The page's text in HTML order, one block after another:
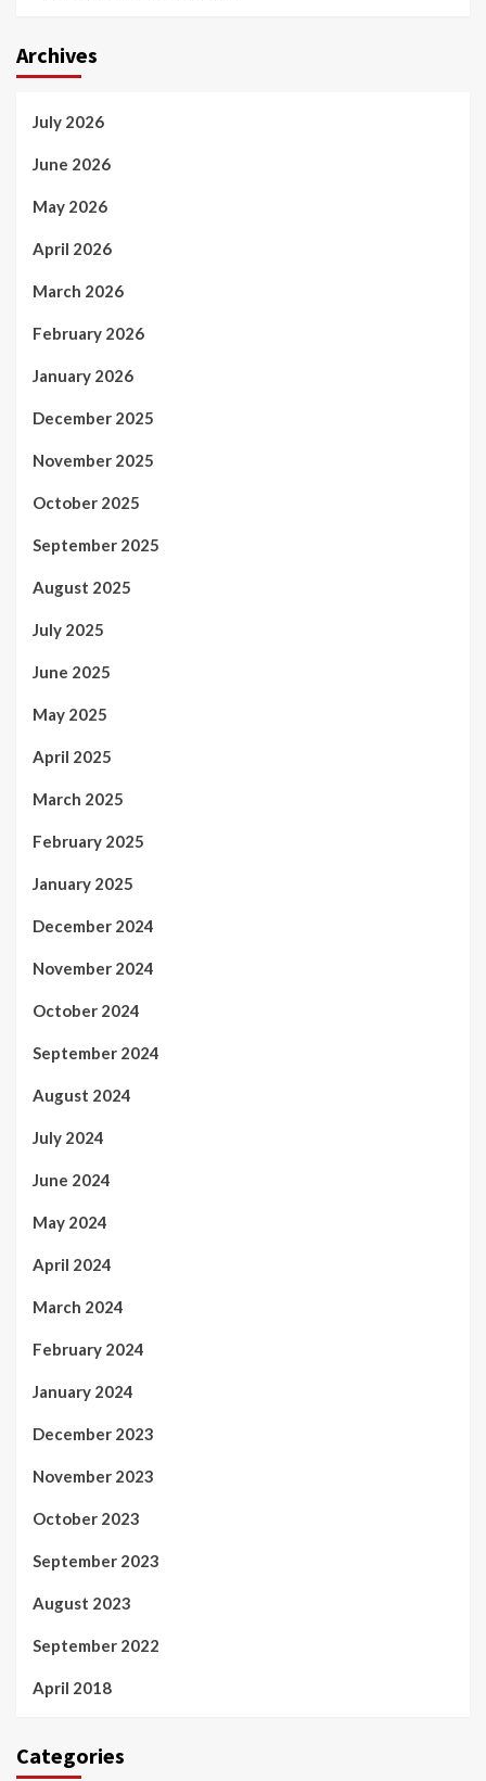
Archives
July 2026
June 2026
May 2026
April 2026
March 2026
February 2026
January 2026
December 2025
November 2025
October 2025
September 2025
August 2025
July 2025
June 2025
May 2025
April 2025
March 2025
February 2025
January 2025
December 2024
November 2024
October 2024
September 2024
August 2024
July 2024
June 2024
May 2024
April 2024
March 2024
February 2024
January 2024
December 2023
November 2023
October 2023
September 2023
August 2023
September 2022
April 2018
Categories